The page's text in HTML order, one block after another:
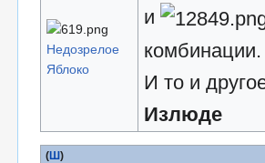
Недозрелое
Яблоко
и
комбинации.
И то и
Излюде
(Ш)